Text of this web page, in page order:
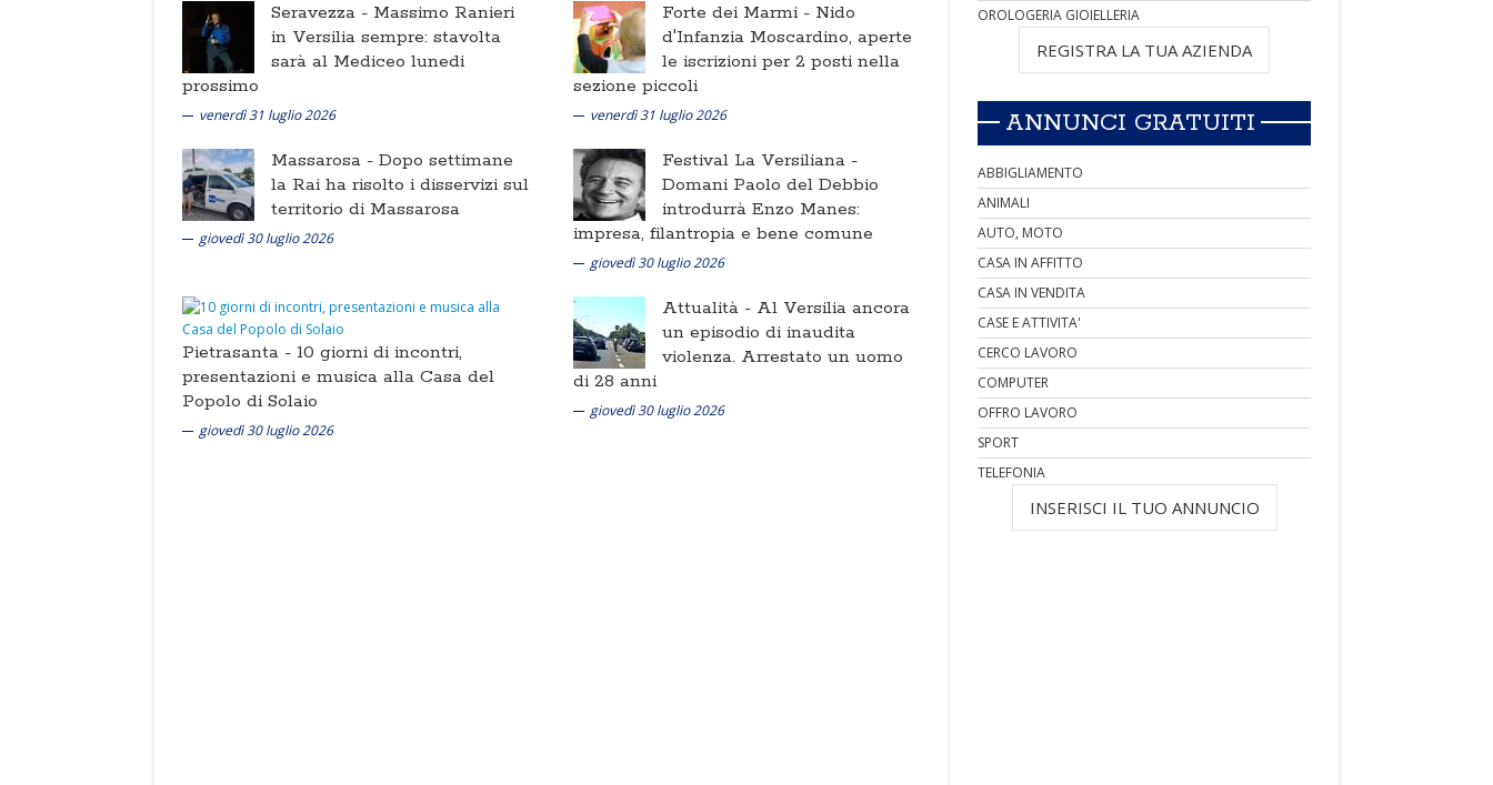
Seravezza - Massimo Ranieri
in Versilia sempre: stavolta
sarà al Mediceo lunedi
prossimo
venerdì 31 luglio 2026
Forte dei Marmi - Nido
d'Infanzia Moscardino, aperte
le iscrizioni per 2 posti nella
sezione piccoli
venerdì 31 luglio 2026
Massarosa - Dopo settimane
la Rai ha risolto i disservizi sul
territorio di Massarosa
giovedì 30 luglio 2026
Festival La Versiliana -
Domani Paolo del Debbio
introdurrà Enzo Manes:
impresa, filantropia e bene comune
giovedì 30 luglio 2026
Pietrasanta - 10 giorni di incontri,
presentazioni e musica alla Casa del
Popolo di Solaio
giovedì 30 luglio 2026
Attualità - Al Versilia ancora
un episodio di inaudita
violenza. Arrestato un uomo
di 28 anni
giovedì 30 luglio 2026
OROLOGERIA GIOIELLERIA
REGISTRA LA TUA AZIENDA
ANNUNCI GRATUITI
ABBIGLIAMENTO
ANIMALI
AUTO, MOTO
CASA IN AFFITTO
CASA IN VENDITA
CASE E ATTIVITA'
CERCO LAVORO
COMPUTER
OFFRO LAVORO
SPORT
TELEFONIA
INSERISCI IL TUO ANNUNCIO